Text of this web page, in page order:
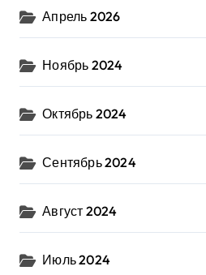
Апрель 2026
Ноябрь 2024
Октябрь 2024
Сентябрь 2024
Август 2024
Июль 2024